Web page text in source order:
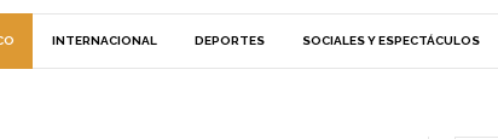
INTERNACIONAL DEPORTES SOCIALES Y ESPECTÁCULOS